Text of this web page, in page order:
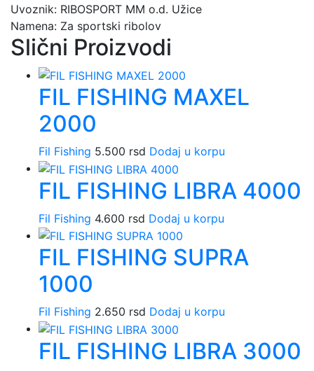
Uvoznik: RIBOSPORT MM o.d. Užice
Namena: Za sportski ribolov
Slični Proizvodi
FIL FISHING MAXEL
2000
Fil Fishing 5.500 rsd Dodaj u korpu
FIL FISHING LIBRA 4000
Fil Fishing 4.600 rsd Dodaj u korpu
FIL FISHING SUPRA
1000
Fil Fishing 2.650 rsd Dodaj u korpu
FIL FISHING LIBRA 3000